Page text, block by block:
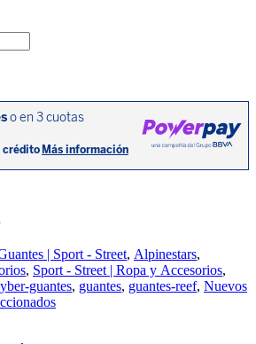
| Sport - Street, Alpinestars,
, Sport - Street | Ropa y Accesorios,
guantes, guantes, guantes-reef, Nuevos